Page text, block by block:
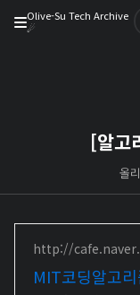
Olive-Su Tech Archive
☄︎
[알고
올
http://
MIT코딩알고